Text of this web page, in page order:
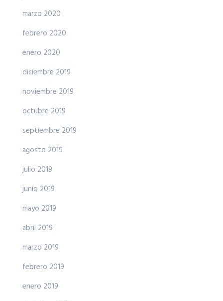
marzo 2020
febrero 2020
enero 2020
diciembre 2019
noviembre 2019
octubre 2019
septiembre 2019
agosto 2019
julio 2019
junio 2019
mayo 2019
abril 2019
marzo 2019
febrero 2019
enero 2019